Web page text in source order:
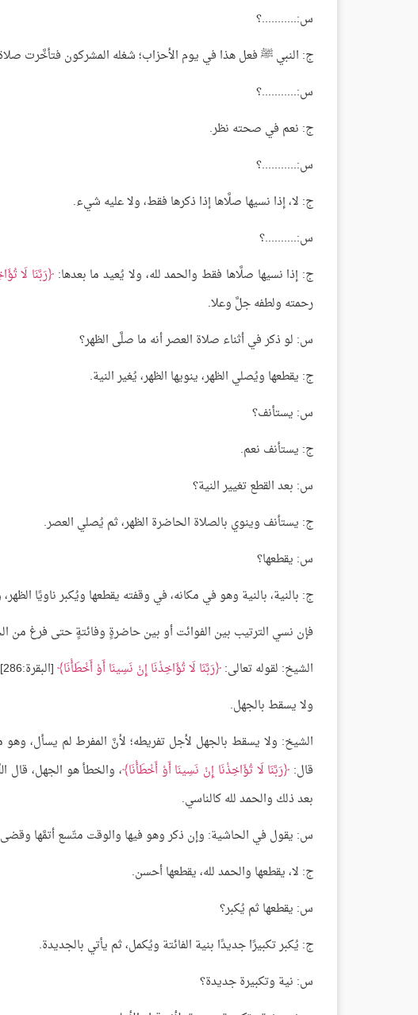
س:...........؟
ج: النبي ﷺ فعل هذا في يوم الأحزاب؛ شغله المشركون فتأخَّرت
س:...........؟
ج: نعم في صحته نظر.
س:...........؟
ج: لا، إذا نسيها صلَّاها إذا ذكرها فقط، ولا عليه شيء.
س:..........؟
ج: إذا نسيها صلَّاها فقط والحمد لله، ولا يُعيد ما بعدها: رَبَّنَا لَا
رحمته ولطفه جلَّ وعلا.
س: لو ذكر في أثناء صلاة العصر أنه ما صلَّى الظهر؟
ج: يقطعها ويُصلي الظهر، ينويها الظهر، يُغير النية.
س: يستأنف؟
ج: يستأنف نعم.
س: بعد القطع تغيير النية؟
ج: يستأنف وينوي بالصلاة الحاضرة الظهر، ثم يُصلي العصر.
س: يقطعها؟
ج: بالنية، بالنية وهو في مكانه، في وقفته يقطعها ويُكبر ناويًا
فإن نسي الترتيب بين الفوائت أو بين حاضرةٍ وفائتةٍ حتى فرغ
الشيخ: لقوله تعالى: رَبَّنَا لَا تُؤَاخِذْنَا إِنْ نَسِينَا أَوْ أَخْطَأْنَا [البقرة:286]، قال الله:
ولا يسقط بالجهل.
الشيخ: ولا يسقط بالجهل لأجل تفريطه؛ لأنَّ المفرط لم يسأل، وهو
قال: رَبَّنَا لَا تُؤَاخِذْنَا إِنْ نَسِينَا أَوْ أَخْطَأْنَا ، والخطأ هو الجهل، قال
بعد ذلك والحمد لله كالناسي.
س: يقول في الحاشية: وإن ذكر وهو فيها والوقت متّسع أتمَّها وقضى
ج: لا، يقطعها والحمد لله، يقطعها أحسن.
س: يقطعها ثم يُكبر؟
ج: يُكبر تكبيرًا جديدًا بنية الفائتة ويُكمل، ثم يأتي بالجديدة.
س: نية وتكبيرة جديدة؟